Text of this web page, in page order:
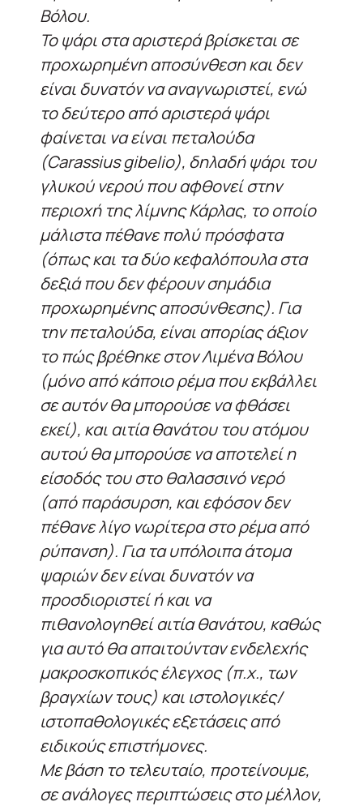
Βόλου.
Το ψάρι στα αριστερά βρίσκεται σε
προχωρημένη αποσύνθεση και δεν
είναι δυνατόν να αναγνωριστεί, ενώ
το δεύτερο από αριστερά ψάρι
φαίνεται να είναι πεταλούδα
(Carassius gibelio), δηλαδή ψάρι του
γλυκού νερού που αφθονεί στην
περιοχή της λίμνης Κάρλας, το οποίο
μάλιστα πέθανε πολύ πρόσφατα
(όπως και τα δύο κεφαλόπουλα στα
δεξιά που δεν φέρουν σημάδια
προχωρημένης αποσύνθεσης). Για
την πεταλούδα, είναι απορίας άξιον
το πώς βρέθηκε στον Λιμένα Βόλου
(μόνο από κάποιο ρέμα που εκβάλλει
σε αυτόν θα μπορούσε να φθάσει
εκεί), και αιτία θανάτου του ατόμου
αυτού θα μπορούσε να αποτελεί η
είσοδός του στο θαλασσινό νερό
(από παράσυρση, και εφόσον δεν
πέθανε λίγο νωρίτερα στο ρέμα από
ρύπανση). Για τα υπόλοιπα άτομα
ψαριών δεν είναι δυνατόν να
προσδιοριστεί ή και να
πιθανολογηθεί αιτία θανάτου, καθώς
για αυτό θα απαιτούνταν ενδελεχής
μακροσκοπικός έλεγχος (π.χ., των
βραγχίων τους) και ιστολογικές/
ιστοπαθολογικές εξετάσεις από
ειδικούς επιστήμονες.
Με βάση το τελευταίο, προτείνουμε,
σε ανάλογες περιπτώσεις στο μέλλον,